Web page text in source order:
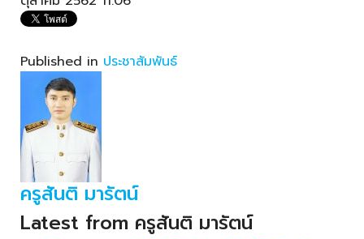
Published in ประชาสัมพันธ์
ครูสันติ มารัตน์
Latest from ครูสันติ มารัตน์